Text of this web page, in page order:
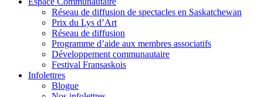
Réseau de diffusion de spectacles en Saskatchewan
Prix du Lys d’Art
Réseau de diffusion
Programme d’aide aux membres associatifs
Développement communautaire
Festival Fransaskois
Infolettres
Blogue